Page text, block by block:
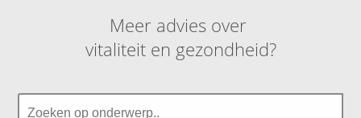
Meer advies over
vitaliteit en gezondheid?